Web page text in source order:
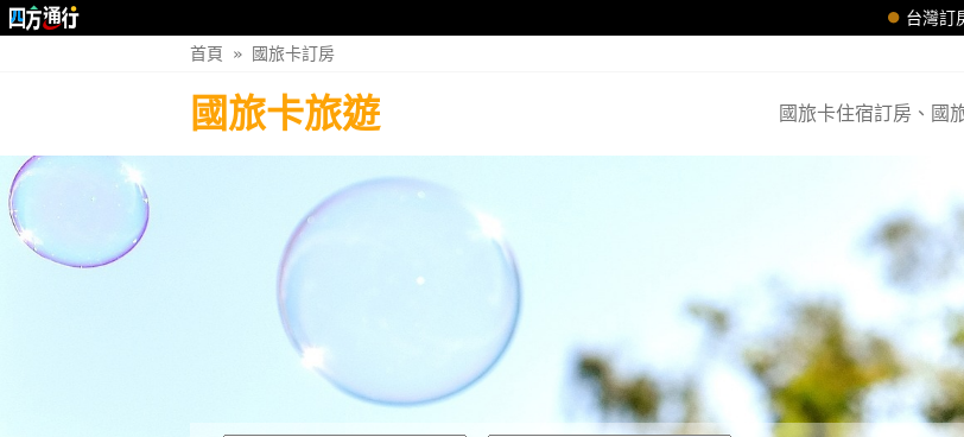
台灣訂
首頁 » 國旅卡訂房
國旅卡旅遊 國旅卡住宿訂房、國